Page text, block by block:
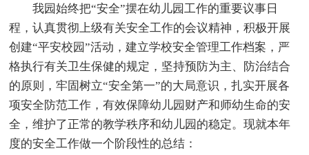
我园始终把“安全”摆在幼儿园工作的重要议事日
程，认真贯彻上级有关安全工作的会议精神，积极开展
创建“平安校园”活动，建立学校安全管理工作档案，严
格执行有关卫生保健的规定，坚持预防为主、防治结合
的原则，牢固树立“安全第一”的大局意识，扎实开展各
项安全防范工作，有效保障幼儿园财产和师幼生命的安
全，维护了正常的教学秩序和幼儿园的稳定。现就本年
度的安全工作做一个阶段性的总结：